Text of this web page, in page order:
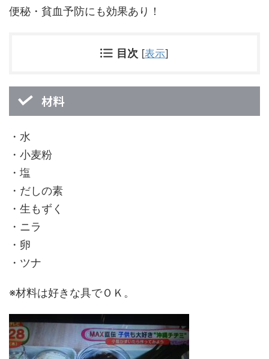
便秘・貧血予防にも効果あり！
目次 [表示]
材料
・水
・小麦粉
・塩
・だしの素
・生もずく
・ニラ
・卵
・ツナ
※材料は好きな具でＯＫ。